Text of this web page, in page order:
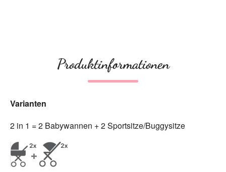
Produktinformationen
Varianten
2 in 1 = 2 Babywannen + 2 Sportsitze/Buggysitze